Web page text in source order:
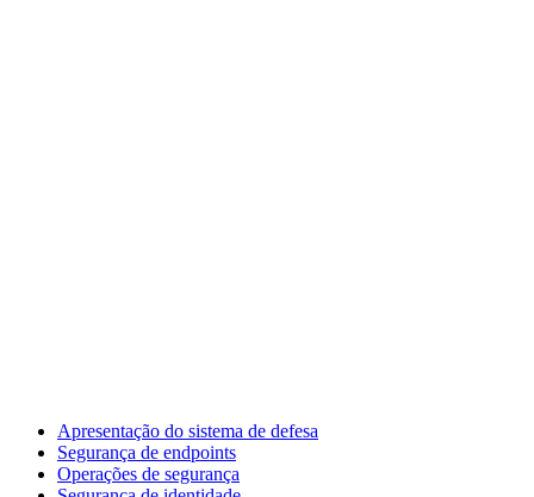
Apresentação do sistema de defesa
Segurança de endpoints
Operações de segurança